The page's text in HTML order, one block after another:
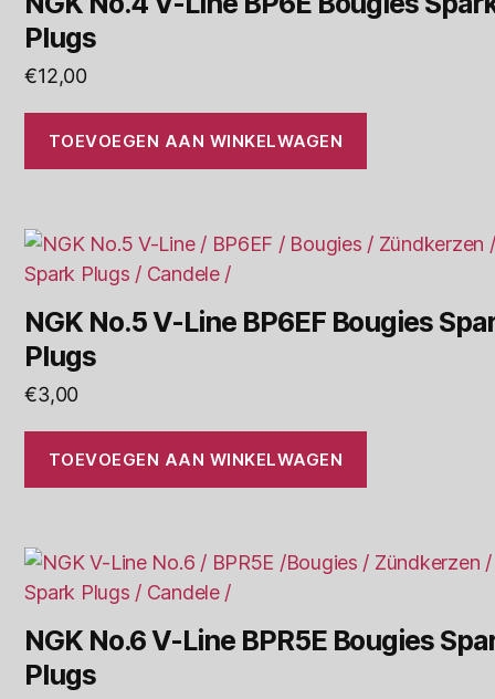
Plugs
€12,00
TOEVOEGEN AAN WINKELWAGEN
NGK No.5 V-Line BP6EF Bougies
Plugs
€3,00
TOEVOEGEN AAN WINKELWAGEN
NGK No.6 V-Line BPR5E Bougies
Plugs